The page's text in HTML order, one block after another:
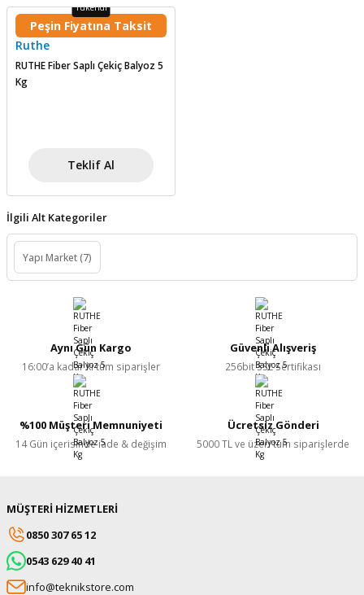
Tükendi
Peşin Fiyatına Taksit
Ruthe
RUTHE Fiber Saplı Çekiç Balyoz 5
Kg
Teklif Al
İlgili Alt Kategoriler
Yapı Market (7)
Aynı Gün Kargo
16:00’a kadar ki tüm siparişler
Güvenli Alışveriş
256bit SSL Sertifikası
%100 Müşteri Memnuniyeti
14 Gün içerisinde iade & değişim
Ücretsiz Gönderi
5000 TL ve üzeri tüm siparişlerde
MÜŞTERİ HİZMETLERİ
0850 307 65 12
0543 629 40 41
info@teknikstore.com